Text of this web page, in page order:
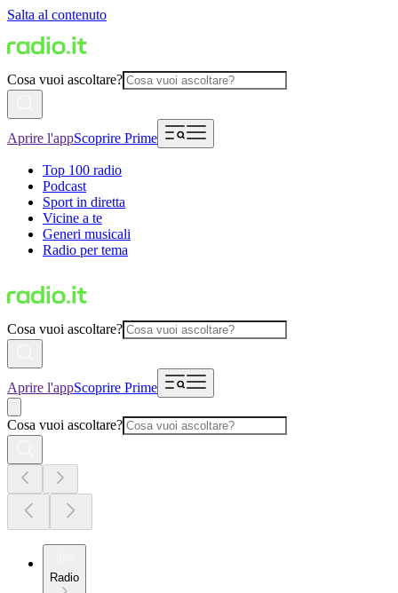
Salta al contenuto
Cosa vuoi ascoltare?
Aprire l'appScoprire Prime
Top 100 radio
Podcast
Sport in diretta
Vicine a te
Generi musicali
Radio per tema
Cosa vuoi ascoltare?
Aprire l'appScoprire Prime
Cosa vuoi ascoltare?
Radio